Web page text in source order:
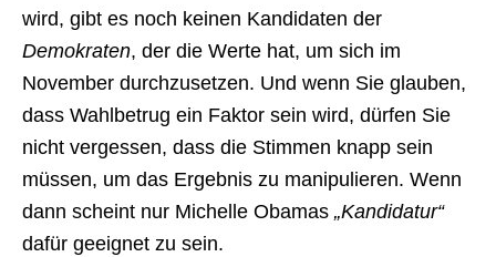
wird, gibt es noch keinen Kandidaten der
Demokraten, der die Werte hat, um sich im
November durchzusetzen. Und wenn Sie glauben,
dass Wahlbetrug ein Faktor sein wird, dürfen Sie
nicht vergessen, dass die Stimmen knapp sein
müssen, um das Ergebnis zu manipulieren. Wenn
dann scheint nur Michelle Obamas „Kandidatur“
dafür geeignet zu sein.